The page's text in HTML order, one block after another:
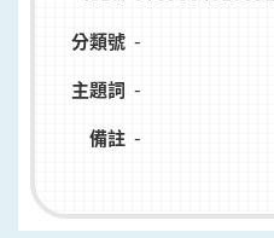
分類號 -
主題詞 -
備註 -